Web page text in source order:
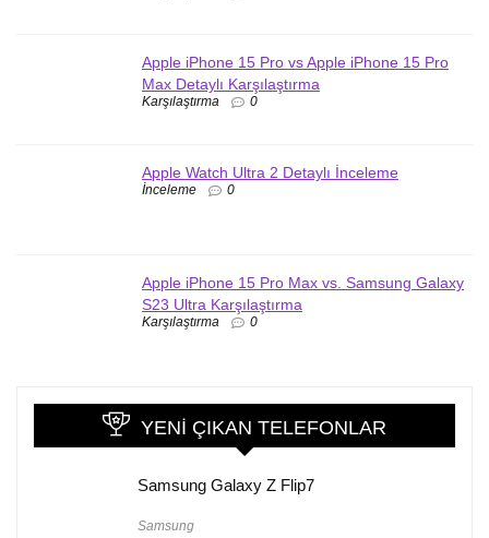
Apple iPhone 15 Pro vs Apple iPhone 15 Pro
Max Detaylı Karşılaştırma
Karşılaştırma 0
Apple Watch Ultra 2 Detaylı İnceleme
İnceleme 0
Apple iPhone 15 Pro Max vs. Samsung Galaxy
S23 Ultra Karşılaştırma
Karşılaştırma 0
YENI ÇIKAN TELEFONLAR
Samsung Galaxy Z Flip7
Samsung